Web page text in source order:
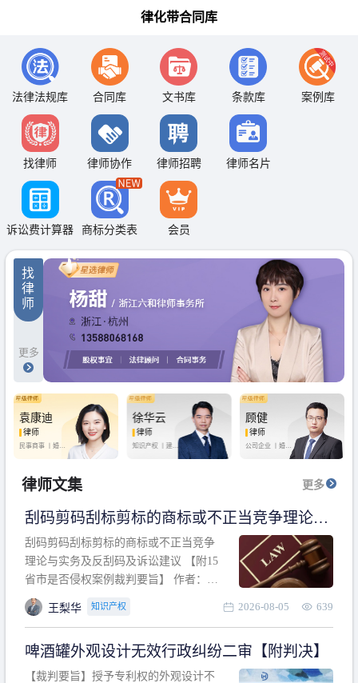
律化带合同库
法律法规库 合同库 文书库 条款库 案例库
找律师 律师协作 律师招聘 律师名片
诉讼费计算器 商标分类表 会员
找
律
师
更多
袁康迪
律师
民事商事 丨 婚姻
徐华云
律师
知识产权 丨 建设
顾健
律师
公司企业 丨婚姻
房产纠纷
律师文集 更多
刮码剪码刮标剪标的商标或不正当竞争理论与
实务及反刮码及诉讼建议 【附15省市是否侵权
案例裁判要旨】
刮码剪码刮标剪标的商标或不正当竞争
理论与实务及反刮码及诉讼建议 【附15
省市是否侵权案例裁判要旨】 作者：浙
江杭知桥律师事务所 王梨华 周靖超 【导
读】 第一部分：刮码剪码刮标剪标的商
诉讼建议 第二部分：15省市是否侵权案
例的裁判要旨 目录 第一部分、刮码剪码
王梨华 知识产权 2026-08-05 639
啤酒罐外观设计无效行政纠纷二审【附判决】
【裁判要旨】授予专利权的外观设计不